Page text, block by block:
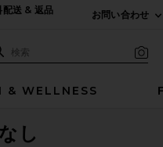
配送 & 返品
お問い合わせ
サ
検索
& WELLNESS
し